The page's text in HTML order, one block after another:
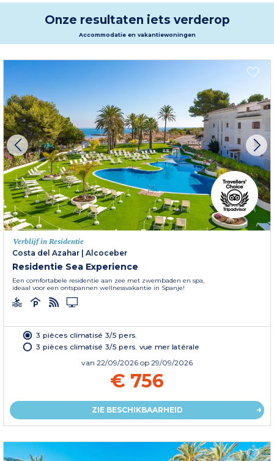
Onze resultaten iets verderop
Accommodatie en vakantiewoningen
Verblijf in Residentie
Costa del Azahar
Alcoceber
Residentie Sea Experience
Een comfortabele residentie aan zee met zwembaden en spa,
ideaal voor een ontspannen wellnessvakantie in Spanje!
3 pièces climatisé 3/5 pers.
3 pièces climatisé 3/5 pers. vue mer latérale
van 22/09/2026 op 29/09/2026
€ 756
ZIE BESCHIKBAARHEID